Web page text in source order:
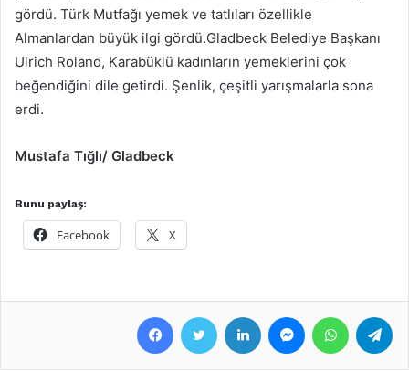
gördü. Türk Mutfağı yemek ve tatlıları özellikle
Almanlardan büyük ilgi gördü.Gladbeck Belediye Başkanı
Ulrich Roland, Karabüklü kadınların yemeklerini çok
beğendiğini dile getirdi. Şenlik, çeşitli yarışmalarla sona
erdi.
Mustafa Tığlı/ Gladbeck
Bunu paylaş:
Facebook X